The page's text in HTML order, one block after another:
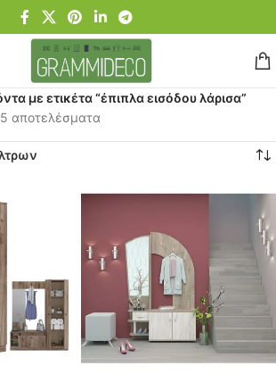
με ετικέτα “έπιπλα εισόδου λάρισα”
αποτελέσματα